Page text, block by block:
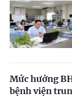
Mức hưởng
bệnh viện